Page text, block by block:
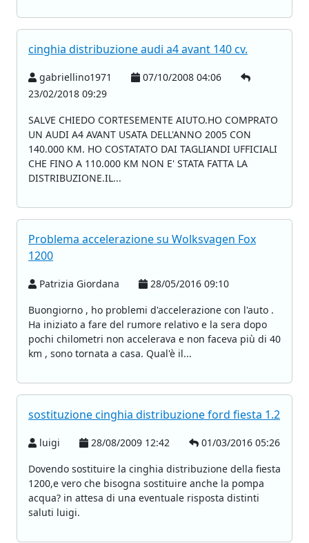
cinghia distribuzione audi a4 avant 140 cv.
gabriellino1971
07/10/2008 04:06
23/02/2018 09:29
SALVE CHIEDO CORTESEMENTE AIUTO.HO COMPRATO
UN AUDI A4 AVANT USATA DELL'ANNO 2005 CON
140.000 KM. HO COSTATATO DAI TAGLIANDI UFFICIALI
CHE FINO A 110.000 KM NON E' STATA FATTA LA
DISTRIBUZIONE.IL...
Problema accelerazione su Wolksvagen Fox
1200
Patrizia Giordana
28/05/2016 09:10
Buongiorno , ho problemi d'accelerazione con l'auto .
Ha iniziato a fare del rumore relativo e la sera dopo
pochi chilometri non accelerava e non faceva più di 40
km , sono tornata a casa. Qual'è il...
sostituzione cinghia distribuzione ford fiesta 1.2
luigi 28/08/2009 12:42
01/03/2016 05:26
Dovendo sostituire la cinghia distribuzione della fiesta
1200,e vero che bisogna sostituire anche la pompa
acqua? in attesa di una eventuale risposta distinti
saluti luigi.